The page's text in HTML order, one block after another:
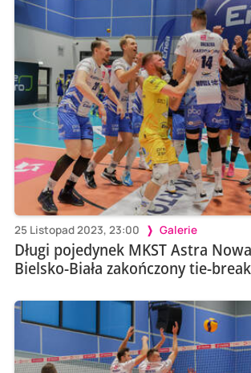
25 Listopad 2023, 23:00 Galerie
Długi pojedynek MKST Astra
Bielsko-Biała zakończony tie-